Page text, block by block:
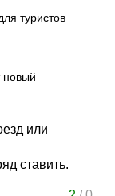
туристов
новый
или
ставить.